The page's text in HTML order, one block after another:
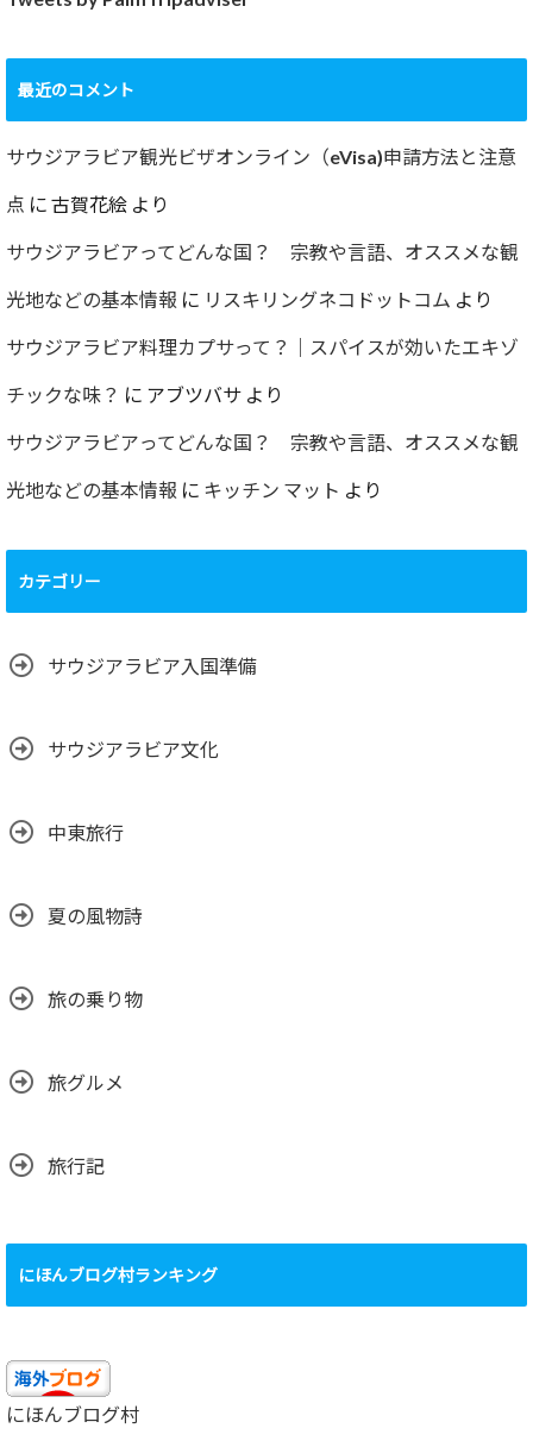
最近のコメント
サウジアラビア観光ビザオンライン（eVisa)申請方法と注意
点 に 古賀花絵 より
サウジアラビアってどんな国？ 宗教や言語、オススメな観
光地などの基本情報 に リスキリングネコドットコム より
サウジアラビア料理カプサって？｜スパイスが効いたエキゾ
チックな味？ に アブツバサ より
サウジアラビアってどんな国？ 宗教や言語、オススメな観
光地などの基本情報 に キッチン マット より
カテゴリー
サウジアラビア入国準備
サウジアラビア文化
中東旅行
夏の風物詩
旅の乗り物
旅グルメ
旅行記
にほんブログ村ランキング
にほんブログ村